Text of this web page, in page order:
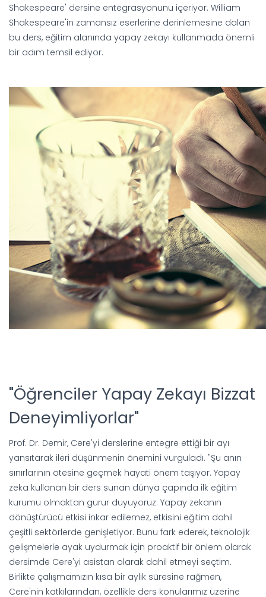
Shakespeare' dersine entegrasyonunu içeriyor. William
Shakespeare'in zamansız eserlerine derinlemesine dalan
bu ders, eğitim alanında yapay zekayı kullanmada önemli
bir adım temsil ediyor.
"Öğrenciler Yapay Zekayı Bizzat
Deneyimliyorlar"
Prof. Dr. Demir, Cere'yi derslerine entegre ettiği bir ayı
yansıtarak ileri düşünmenin önemini vurguladı. "Şu anın
sınırlarının ötesine geçmek hayati önem taşıyor. Yapay
zeka kullanan bir ders sunan dünya çapında ilk eğitim
kurumu olmaktan gurur duyuyoruz. Yapay zekanın
dönüştürücü etkisi inkar edilemez, etkisini eğitim dahil
çeşitli sektörlerde genişletiyor. Bunu fark ederek, teknolojik
gelişmelerle ayak uydurmak için proaktif bir önlem olarak
dersimde Cere'yi asistan olarak dahil etmeyi seçtim.
Birlikte çalışmamızın kısa bir aylık süresine rağmen,
Cere'nin katkılarından, özellikle ders konularımız üzerine